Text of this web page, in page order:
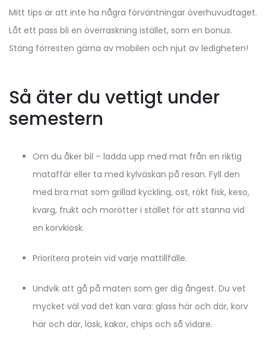
Mitt tips är att inte ha några förväntningar överhuvudtaget.
Låt ett pass bli en överraskning istället, som en bonus.
Stäng förresten gärna av mobilen och njut av ledigheten!
Så äter du vettigt under
semestern
Om du åker bil – ladda upp med mat från en riktig
mataffär eller ta med kylväskan på resan. Fyll den
med bra mat som grillad kyckling, ost, rökt fisk, keso,
kvarg, frukt och morötter i stället för att stanna vid
en korvkiosk.
Prioritera protein vid varje mattillfälle.
Undvik att gå på maten som ger dig ångest. Du vet
mycket väl vad det kan vara: glass här och där, korv
här och där, läsk, kakor, chips och så vidare.